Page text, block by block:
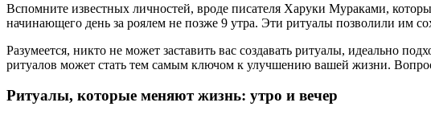
Вспомните известных личностей, вроде писателя Харуки Мураками,
начинающего день за роялем не позже 9 утра. Эти ритуалы позволили им
Разумеется, никто не может заставить вас создавать ритуалы, идеально
ритуалов может стать тем самым ключом к улучшению вашей жизни.
Ритуалы, которые меняют жизнь: утро и вечер